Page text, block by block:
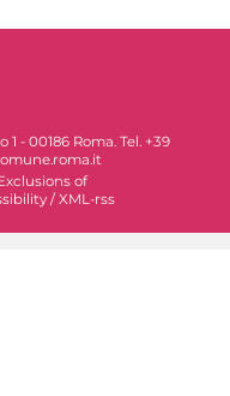
- 00186 Roma. Tel. +39
of
/XML-rss